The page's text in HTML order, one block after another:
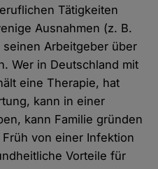
Tätigkeiten
Ausnahmen (z. B.
seinen Arbeitgeber über
Wer in Deutschland mit
eine Therapie, hat
kann in einer
kann Familie gründen
von einer Infektion
Vorteile für